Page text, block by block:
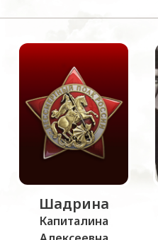
Шадрина
Капиталина